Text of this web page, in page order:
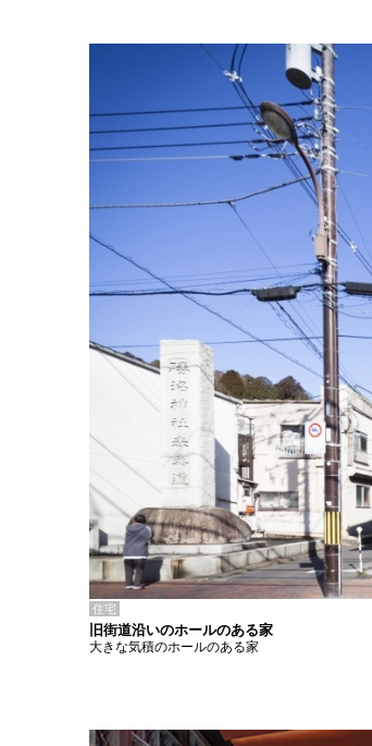
住宅
旧街道沿いのホールのある家
大きな気積のホールのある家